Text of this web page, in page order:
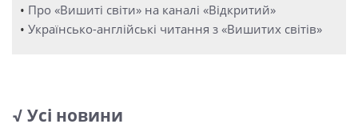
• Про «Вишиті світи» на каналі «Відкритий»
• Українсько-англійські читання з «Вишитих світів»
√ Усі новини